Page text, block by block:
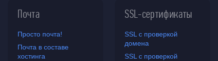
Почта
Просто почта!
Почта в составе
хостинга
SSL-сертификаты
SSL с проверкой
домена
SSL с проверкой